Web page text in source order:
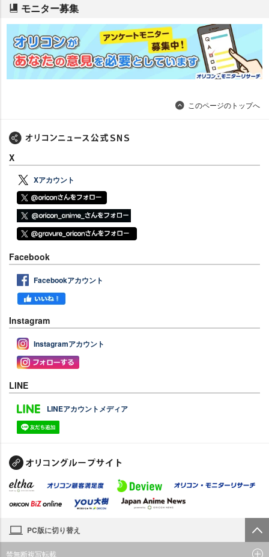
モニター募集
このページのトップへ
X
Xアカウント
Facebook
Facebookアカウント
Instagram
Instagramアカウント
LINE
LINEアカウントメディア
PC版に切り替え
禁無断複写転載